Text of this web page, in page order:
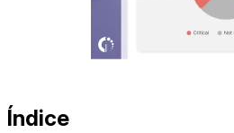
Índice